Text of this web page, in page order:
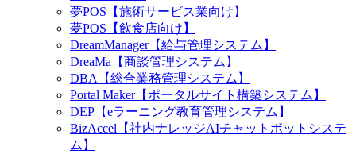
夢POS【施術サービス業向け】
夢POS【飲食店向け】
DreamManager【給与管理システム】
DreaMa【商談管理システム】
DBA【総合業務管理システム】
Portal Maker【ポータルサイト構築システム】
DEP【eラーニング教育管理システム】
BizAccel【社内ナレッジAIチャットボットシステ
ム】